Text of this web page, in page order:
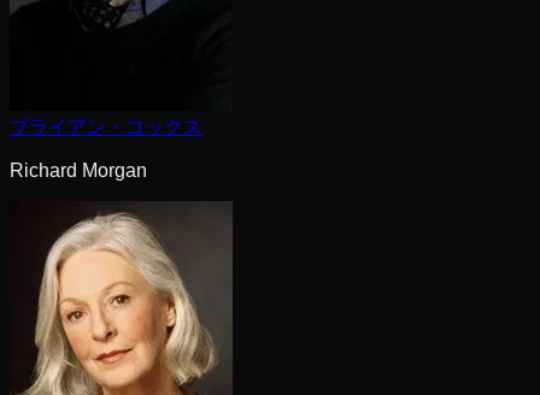
ブライアン・コックス
Richard Morgan